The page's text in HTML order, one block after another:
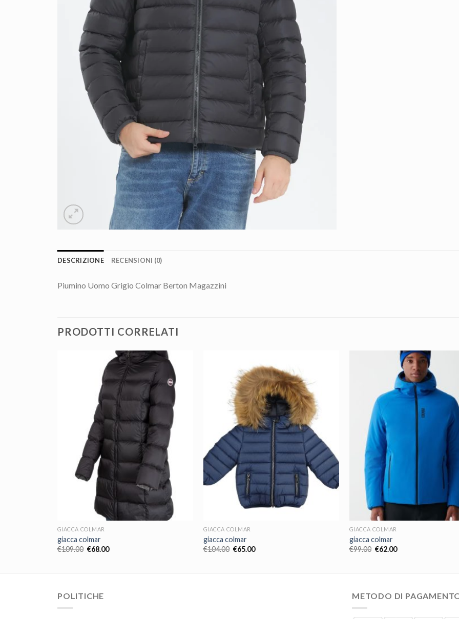
DESCRIZIONE RECENSIONI (0)
Piumino Uomo Grigio Colmar Berton Magazzini
PRODOTTI CORRELATI
GIACCA COLMAR
giacca colmar
€109.00 €68.00
GIACCA COLMAR
giacca colmar
€104.00 €65.00
GIACCA COLMAR
giacca colmar
€99.00 €62.00
POLITICHE METODO DI